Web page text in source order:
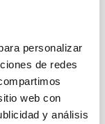
personalizar
de redes
web con
y análisis